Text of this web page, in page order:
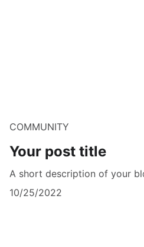
COMMUNITY
Your post title
A short description of your
10/25/2022